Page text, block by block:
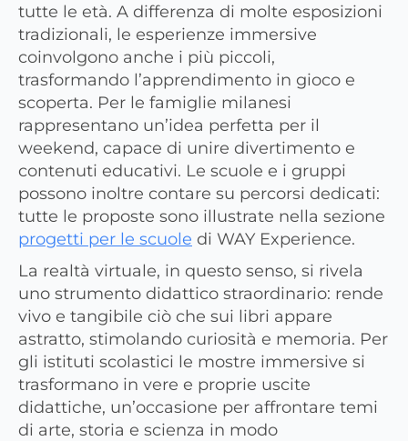
tutte le età. A differenza di molte esposizioni
tradizionali, le esperienze immersive
coinvolgono anche i più piccoli,
trasformando l’apprendimento in gioco e
scoperta. Per le famiglie milanesi
rappresentano un’idea perfetta per il
weekend, capace di unire divertimento e
contenuti educativi. Le scuole e i gruppi
possono inoltre contare su percorsi dedicati:
tutte le proposte sono illustrate nella sezione
progetti per le scuole di WAY Experience.
La realtà virtuale, in questo senso, si rivela
uno strumento didattico straordinario: rende
vivo e tangibile ciò che sui libri appare
astratto, stimolando curiosità e memoria. Per
gli istituti scolastici le mostre immersive si
trasformano in vere e proprie uscite
didattiche, un’occasione per affrontare temi
di arte, storia e scienza in modo